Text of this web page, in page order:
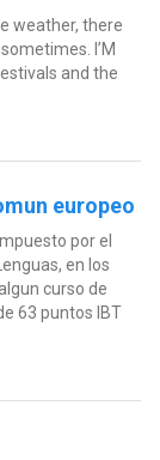
weather, there
I’M
and the
europeo
por el
en los
curso de
63 puntos IBT